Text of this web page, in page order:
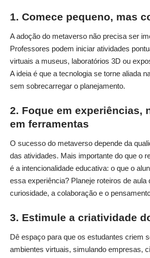
1. Comece pequeno, mas
A adoção do metaverso não precisa ser
Professores podem iniciar atividades
virtuais a museus, laboratórios 3D ou
A ideia é que a tecnologia se torne aliada
sem sobrecarregar o planejamento.
2. Foque em experiências,
em ferramentas
O sucesso do metaverso depende da
das atividades. Mais importante do que o
é a intencionalidade educativa: o que o
essa experiência? Planeje roteiros de aula
curiosidade, a colaboração e o
3. Estimule a criatividade
Dê espaço para que os estudantes criem
ambientes virtuais, simulando empresas,